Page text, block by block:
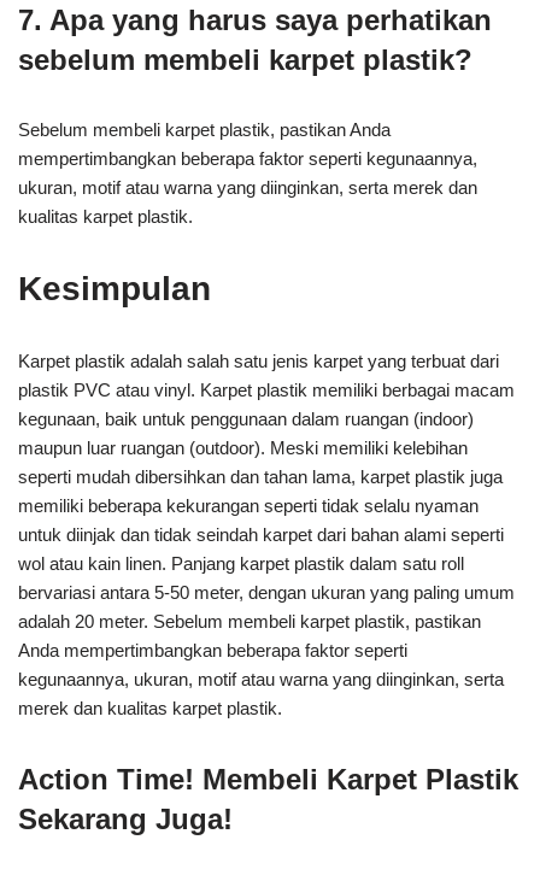
7. Apa yang harus saya perhatikan
sebelum membeli karpet plastik?
Sebelum membeli karpet plastik, pastikan Anda
mempertimbangkan beberapa faktor seperti kegunaannya,
ukuran, motif atau warna yang diinginkan, serta merek dan
kualitas karpet plastik.
Kesimpulan
Karpet plastik adalah salah satu jenis karpet yang terbuat dari
plastik PVC atau vinyl. Karpet plastik memiliki berbagai macam
kegunaan, baik untuk penggunaan dalam ruangan (indoor)
maupun luar ruangan (outdoor). Meski memiliki kelebihan
seperti mudah dibersihkan dan tahan lama, karpet plastik juga
memiliki beberapa kekurangan seperti tidak selalu nyaman
untuk diinjak dan tidak seindah karpet dari bahan alami seperti
wol atau kain linen. Panjang karpet plastik dalam satu roll
bervariasi antara 5-50 meter, dengan ukuran yang paling umum
adalah 20 meter. Sebelum membeli karpet plastik, pastikan
Anda mempertimbangkan beberapa faktor seperti
kegunaannya, ukuran, motif atau warna yang diinginkan, serta
merek dan kualitas karpet plastik.
Action Time! Membeli Karpet Plastik
Sekarang Juga!